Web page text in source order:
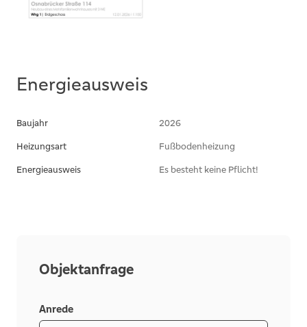
Energieausweis
Baujahr
2026
Heizungsart
Fußbodenheizung
Energieausweis
Es besteht keine Pflicht!
Objektanfrage
Anrede